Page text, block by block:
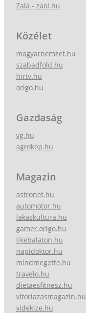
Zala - zaol.hu
Közélet
magyarnemzet.hu
szabadfold.hu
hirtv.hu
origo.hu
Gazdaság
vg.hu
agrokep.hu
Magazin
astronet.hu
automotor.hu
lakaskultura.hu
gamer.origo.hu
likebalaton.hu
napidoktor.hu
mindmegette.hu
travelo.hu
dietaesfitnesz.hu
vitorlazasmagazin.hu
videkize.hu